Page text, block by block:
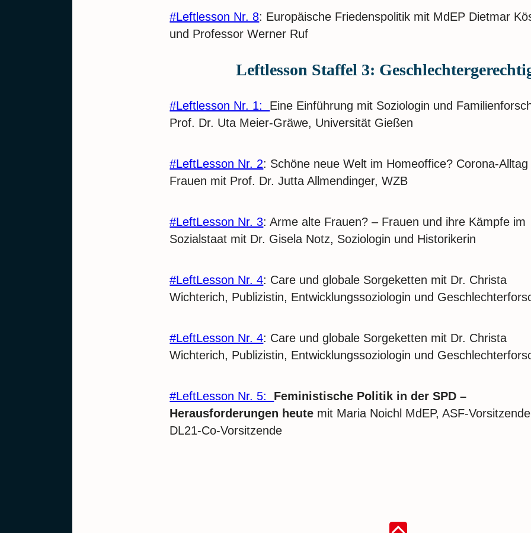
#Leftlesson Nr. 8: Europäische Friedenspolitik mit MdEP Dietmar
und Professor Werner Ruf
Leftlesson Staffel 3:
#Leftlesson Nr. 1: Eine Einführung mit Soziologin und
Prof. Dr. Uta Meier-Gräwe, Universität Gießen
#LeftLesson Nr. 2: Schöne neue Welt im Homeoffice? Corona-Alltag
Frauen mit Prof. Dr. Jutta Allmendinger, WZB
#LeftLesson Nr. 3: Arme alte Frauen? – Frauen und ihre Kämpfe im
Sozialstaat mit Dr. Gisela Notz, Soziologin und Historikerin
#LeftLesson Nr. 4: Care und globale Sorgeketten mit Dr. Christa
Wichterich, Publizistin, Entwicklungssoziologin und
#LeftLesson Nr. 4: Care und globale Sorgeketten mit Dr. Christa
Wichterich, Publizistin, Entwicklungssoziologin und
#LeftLesson Nr. 5: Feministische Politik in der SPD –
Herausforderungen heute mit Maria Noichl MdEP, ASF-
DL21-Co-Vorsitzende